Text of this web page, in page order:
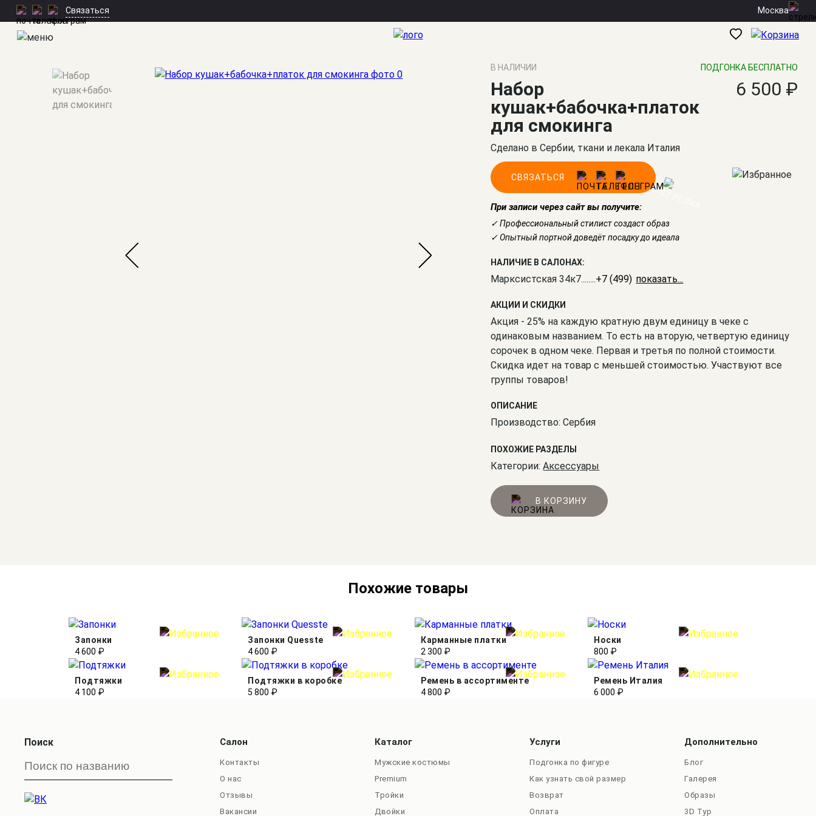
Связаться Москва
Мужские костюмы
В НАЛИЧИИ ПОДГОНКА БЕСПЛАТНО
Набор
кушак+бабочка+платок
для смокинга
6 500 ₽
Сделано в Сербии, ткани и лекала Италия
СВЯЗАТЬСЯ
При записи через сайт вы получите:
✓ Профессиональный стилист создаст образ
✓ Опытный портной доведёт посадку до идеала
НАЛИЧИЕ В САЛОНАХ:
Марксистская 34к7........+7 (499) 350-41-77
АКЦИИ И СКИДКИ
Акция - 25% на каждую кратную двум единицу в чеке с
одинаковым названием. То есть на вторую, четвертую единицу
сорочек в одном чеке. Первая и третья по полной стоимости.
Скидка идет на товар с меньшей стоимостью. Участвуют все
группы товаров!
ОПИСАНИЕ
Производство: Сербия
ПОХОЖИЕ РАЗДЕЛЫ
Категории:Аксессуары
В КОРЗИНУ
Похожие товары
Запонки
4 600 ₽
Запонки Quesste
4 600 ₽
Карманные платки
2 300 ₽
Носки
800 ₽
Подтяжки
4 100 ₽
Подтяжки в коробке
5 800 ₽
Ремень в ассортименте
4 800 ₽
Ремень Италия
6 000 ₽
Поиск Салон
Контакты
О нас
Отзывы
Вакансии
Каталог
Мужские костюмы
Premium
Тройки
Двойки
Услуги
Подгонка по фигуре
Как узнать свой размер
Возврат
Оплата
Дополнительно
Блог
Галерея
Образы
3D Тур